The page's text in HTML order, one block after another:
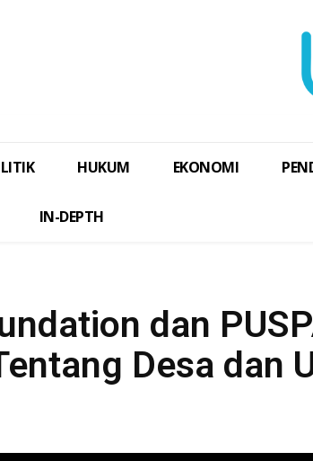
HUKUM EKONOMI
IN-DEPTH
dan
Desa dan